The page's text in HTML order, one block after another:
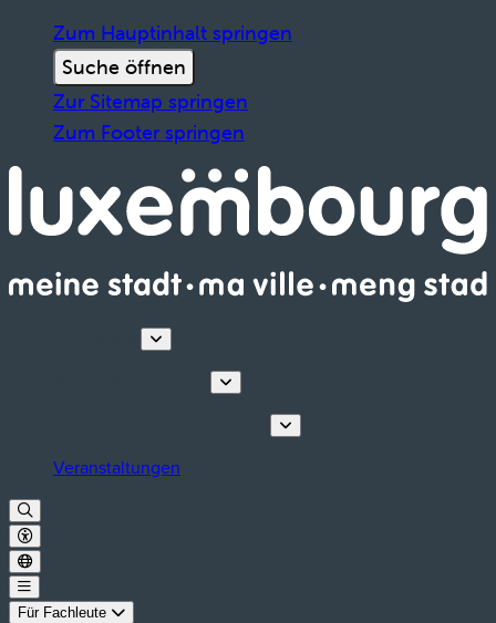
Zum Hauptinhalt springen
Suche öffnen
Zur Sitemap springen
Zum Footer springen
Veranstaltungen
Für Fachleute